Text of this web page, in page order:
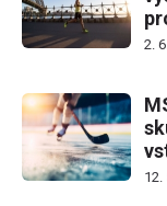
2.
12.